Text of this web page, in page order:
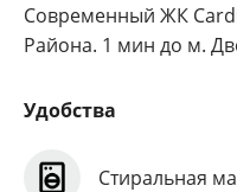
Современный ЖК
Района. 1 мин до м.
Удобства
Стиральная